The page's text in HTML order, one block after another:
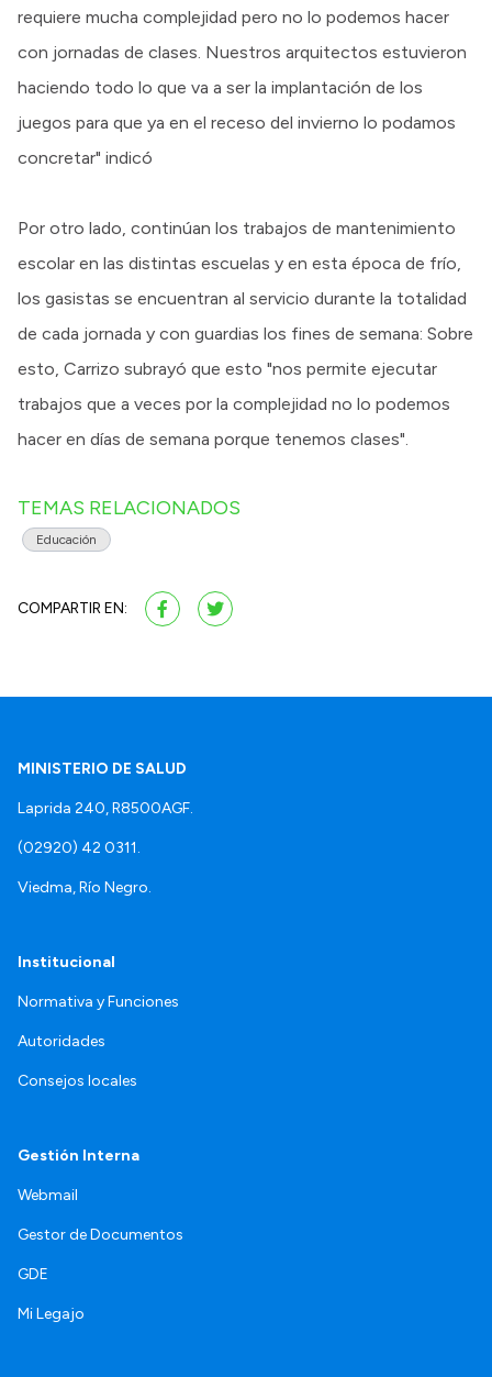
requiere mucha complejidad pero no lo podemos hacer
con jornadas de clases. Nuestros arquitectos estuvieron
haciendo todo lo que va a ser la implantación de los
juegos para que ya en el receso del invierno lo podamos
concretar" indicó
Por otro lado, continúan los trabajos de mantenimiento
escolar en las distintas escuelas y en esta época de frío,
los gasistas se encuentran al servicio durante la totalidad
de cada jornada y con guardias los fines de semana: Sobre
esto, Carrizo subrayó que esto "nos permite ejecutar
trabajos que a veces por la complejidad no lo podemos
hacer en días de semana porque tenemos clases".
TEMAS RELACIONADOS
Educación
COMPARTIR EN:
MINISTERIO DE SALUD
Laprida 240, R8500AGF.
(02920) 42 0311.
Viedma, Río Negro.
Institucional
Normativa y Funciones
Autoridades
Consejos locales
Gestión Interna
Webmail
Gestor de Documentos
GDE
Mi Legajo